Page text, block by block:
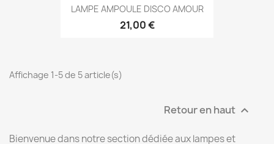
LAMPE AMPOULE DISCO AMOUR
21,00 €
Affichage 1-5 de 5 article(s)
Retour en haut 
Bienvenue dans notre section dédiée aux lampes et